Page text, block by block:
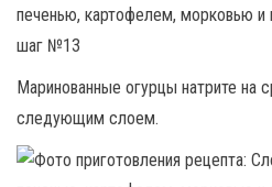
Маринованные огурцы натрите на
следующим слоем.